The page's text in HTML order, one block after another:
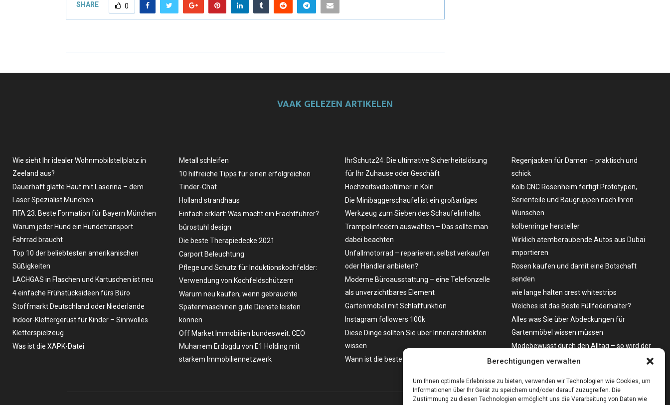
Berechtigungen verwalten
Um Ihnen optimale Erlebnisse zu bieten, verwenden wir Technologien wie Cookies, um
Informationen über Ihr Gerät zu speichern und/oder darauf zuzugreifen. Die
Zustimmung zu diesen Technologien ermöglicht uns die Verarbeitung von Daten wie
SHARE 0
VAAK GELEZEN ARTIKELEN
Wie sieht Ihr idealer Wohnmobilstellplatz in
Zeeland aus?
Dauerhaft glatte Haut mit Laserina – dem
Laser Spezialist München
FIFA 23: Beste Formation für Bayern München
Warum jeder Hund ein Hundetransport
Fahrrad braucht
Top 10 der beliebtesten amerikanischen
Süßigkeiten
LACHGAS in Flaschen und Kartuschen ist neu
4 einfache Frühstücksideen fürs Büro
Stoffmarkt Deutschland oder Niederlande
Indoor-Klettergerüst für Kinder – Sinnvolles
Kletterspielzeug
Was ist die XAPK-Datei
Metall schleifen
10 hilfreiche Tipps für einen erfolgreichen
Tinder-Chat
Holland strandhaus
Einfach erklärt: Was macht ein Frachtführer?
bürostuhl design
Die beste Therapiedecke 2021
Carport Beleuchtung
Pflege und Schutz für Induktionskochfelder:
Verwendung von Kochfeldschützern
Warum neu kaufen, wenn gebrauchte
Spatenmaschinen gute Dienste leisten
können
Off Market Immobilien bundesweit: CEO
Muharrem Erdogdu von E1 Holding mit
starkem Immobiliennetzwerk
IhrSchutz24: Die ultimative Sicherheitslösung
für Ihr Zuhause oder Geschäft
Hochzeitsvideofilmer in Köln
Die Minibaggerschaufel ist ein großartiges
Werkzeug zum Sieben des Schaufelinhalts.
Trampolinfedern auswählen – Das sollte man
dabei beachten
Unfallmotorrad – reparieren, selbst verkaufen
oder Händler anbieten?
Moderne Büroausstattung – eine Telefonzelle
als unverzichtbares Element
Gartenmöbel mit Schlaffunktion
Instagram followers 100k
Diese Dinge sollten Sie über Innenarchitekten
wissen
Wann ist die beste Zeit, ein Auto zu kaufen?
Regenjacken für Damen – praktisch und
schick
Kolb CNC Rosenheim fertigt Prototypen,
Serienteile und Baugruppen nach Ihren
Wünschen
kolbenringe hersteller
Wirklich atemberaubende Autos aus Dubai
importieren
Rosen kaufen und damit eine Botschaft
senden
wie lange halten crest whitestrips
Welches ist das Beste Füllfederhalter?
Alles was Sie über Abdeckungen für
Gartenmöbel wissen müssen
Modebewusst durch den Alltag – so wird der
Bürgersteig zum Laufsteg!